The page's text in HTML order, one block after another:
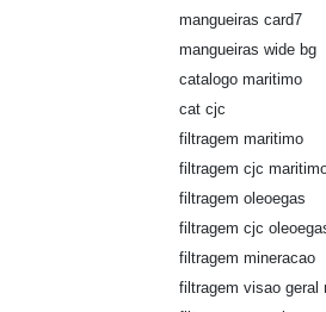
mangueiras card7
mangueiras wide bg
catalogo maritimo
cat cjc
filtragem maritimo
filtragem cjc
filtragem oleoegas
filtragem cjc
filtragem mineracao
filtragem visao geral